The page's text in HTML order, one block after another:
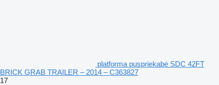
platforma puspriekabė SDC 42FT
BRICK GRAB TRAILER – 2014 – C363827
17